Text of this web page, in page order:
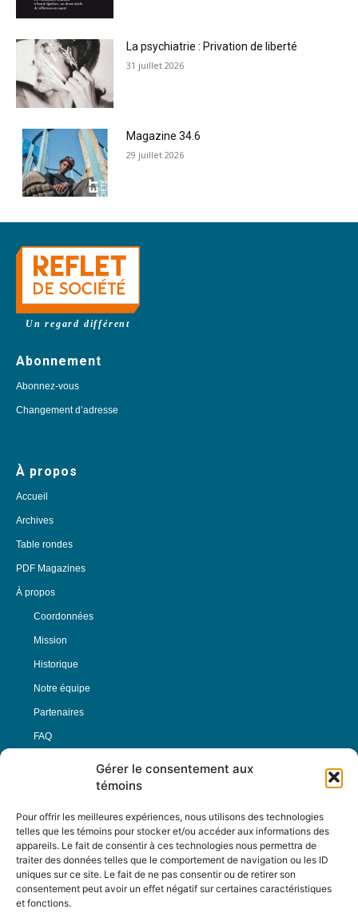
Gérer le consentement aux
témoins
Pour offrir les meilleures expériences, nous utilisons des technologies
telles que les témoins pour stocker et/ou accéder aux informations des
appareils. Le fait de consentir à ces technologies nous permettra de
traiter des données telles que le comportement de navigation ou les ID
uniques sur ce site. Le fait de ne pas consentir ou de retirer son
consentement peut avoir un effet négatif sur certaines caractéristiques
et fonctions.
La psychiatrie : Privation de liberté
31 juillet 2026
Magazine 34.6
29 juillet 2026
Un regard différent
Abonnement
Abonnez-vous
Changement d’adresse
À propos
Accueil
Archives
Table rondes
PDF Magazines
À propos
Coordonnées
Mission
Historique
Notre équipe
Partenaires
FAQ
Nous Suivre